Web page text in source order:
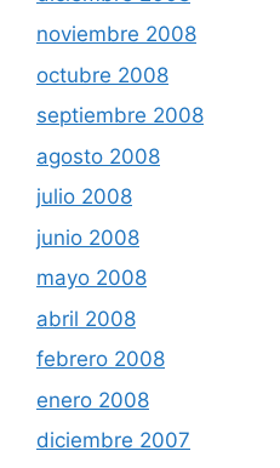
noviembre 2008
octubre 2008
septiembre 2008
agosto 2008
julio 2008
junio 2008
mayo 2008
abril 2008
febrero 2008
enero 2008
diciembre 2007